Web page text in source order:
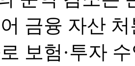
금융 자산
보험·투자